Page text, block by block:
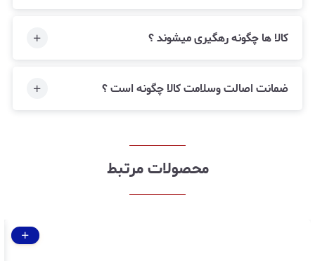
کالا ها چگونه رهگیری میشوند ؟
ضمانت اصالت وسلامت کالا چگونه است ؟
محصولات مرتبط